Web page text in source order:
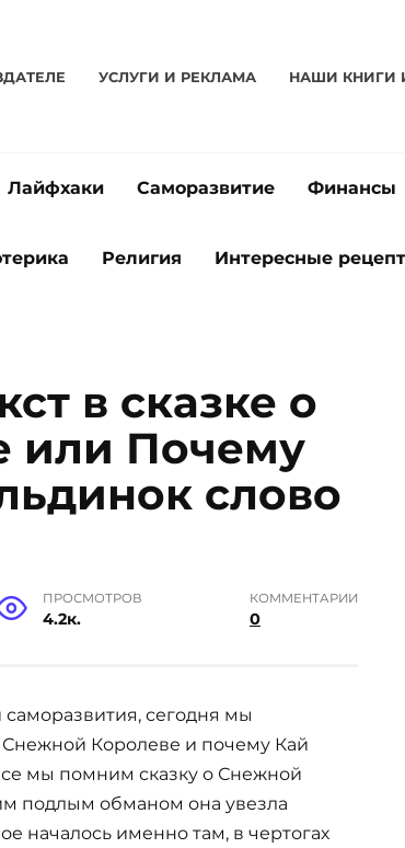
УСЛУГИ И РЕКЛАМА НАШИ КНИГИ
Лайфхаки Саморазвитие Финансы
Религия Интересные
в сказке о
или Почему
слово
ПРОСМОТРОВ
4.2к.
КОММЕНТАРИИ
0
сегодня мы
Снежной Королеве и почему Кай
мы помним сказку о Снежной
подлым обманом она увезла
началось именно там, в чертогах